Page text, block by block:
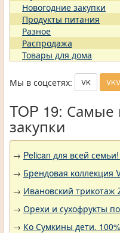
Новогодние закупки
Продукты питания
Разное
Распродажа
Товары для дома
Мы в соцсетях: VK
TOP 19:
закупки
→ Pelican для всей
→ Брендовая коллекция
→ Ивановский трикотаж
→ Орехи и сухофрукты
→ Ко Сумкины дети.